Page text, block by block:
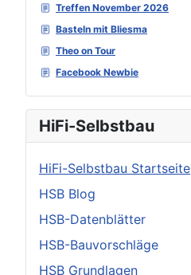
Treffen November 2026
Basteln mit Bliesma
Theo on Tour
Facebook Newbie
HiFi-Selbstbau
HiFi-Selbstbau Startseite
HSB Blog
HSB-Datenblätter
HSB-Bauvorschläge
HSB Grundlagen